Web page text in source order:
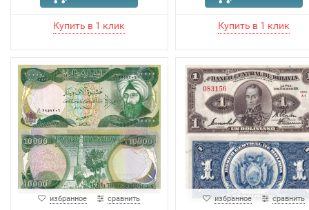
избранное сравнить избранное сравнить